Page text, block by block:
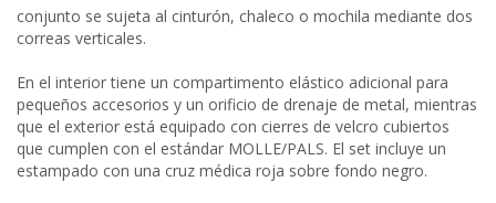
conjunto se sujeta al cinturón, chaleco o mochila mediante dos
correas verticales.
En el interior tiene un compartimento elástico adicional para
pequeños accesorios y un orificio de drenaje de metal, mientras
que el exterior está equipado con cierres de velcro cubiertos
que cumplen con el estándar MOLLE/PALS. El set incluye un
estampado con una cruz médica roja sobre fondo negro.